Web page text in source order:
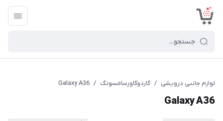
لوازم جانبی درویشی / گاردوکاورسامسونگ /
Galaxy A36
Galaxy A36